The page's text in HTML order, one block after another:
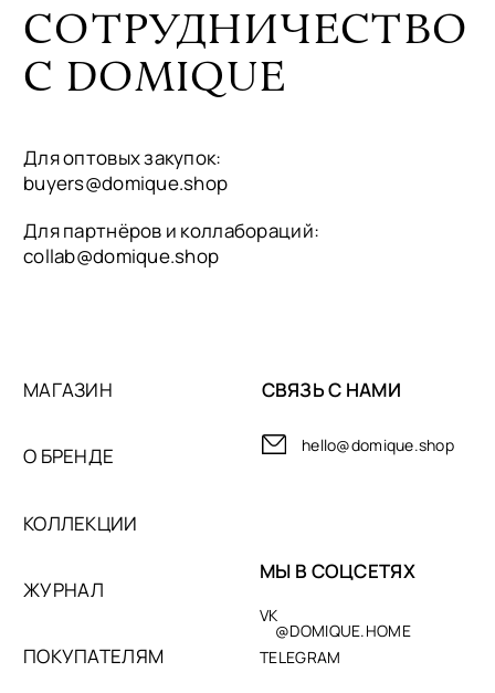
МЫ В СОЦСЕТЯХ
VK
@DOMIQUE.HOME
TELEGRAM
© DOMIQUE, 2026
оферта и реквизиты
политика конфиденциальности
разработка сайта